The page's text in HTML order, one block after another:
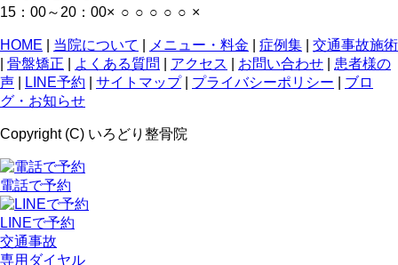
15：00～20：00× ○ ○ ○ ○ ○ ×
HOME 当院について メニュー・料金 症例集
交通事故施術
骨盤矯正 よくある質問 アクセス お問い合わせ
患者様の
声
LINE予約 サイトマップ| プライバシーポリシー
ブロ
グ・お知らせ
Copyright (C) いろどり整骨院
電話で予約
LINEで予約
交通事故
専用ダイヤル